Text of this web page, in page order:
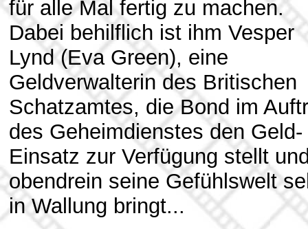
für alle Mal fertig zu machen.
Dabei behilflich ist ihm Vesper
Lynd (Eva Green), eine
Geldverwalterin des Britischen
Schatzamtes, die Bond im
des Geheimdienstes den Geld-
Einsatz zur Verfügung stellt
obendrein seine Gefühlswelt
in Wallung bringt...